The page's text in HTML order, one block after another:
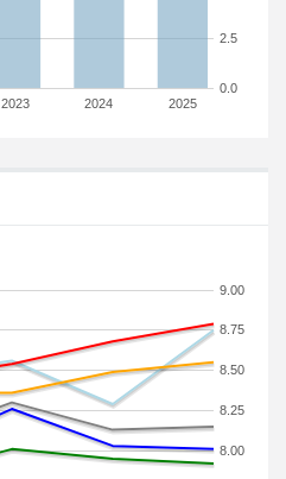
2023 2024 2025
0.0
2.5
8.00
8.25
8.50
8.75
9.00